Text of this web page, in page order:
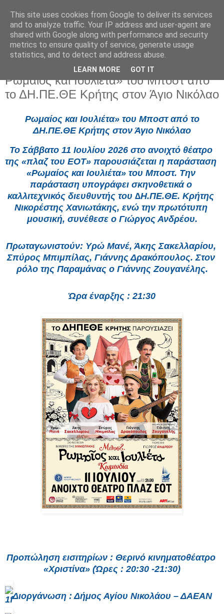
Κυριακή 28 Ιουνίου 2026
Ρωμαίος και Ιουλιέτα» του Μποστ από
το ΔΗ.ΠΕ.ΘΕ Κρήτης στον Άγιο Νικόλαο
Ρωμαίος και Ιουλιέτα» του Μποστ από το
ΔΗ.ΠΕ.ΘΕ Κρήτης στον Άγιο Νικόλαο
Το Σάββατο 11 Ιουλίου 2026 στο ανοιχτό θέατρο
της «πλαζ του ΕΟΤ» παρουσιάζεται η παράσταση
«Ρωμαίος και Ιουλιέτα» του Μποστ. Την
παράσταση υπογράφει σκηνοθετικά ο
καλλιτεχνικός διευθυντής του ∆Η.ΠΕ.ΘΕ. Κρήτης
Νικορέστης Χανιωτάκης, ενώ την πρωτότυπη
μουσική, συνέθεσε ο Γιώργος Ανδρέου.
Πρωταγωνιστούν: Υρώ Μανέ, Άκης Σακελλαρίου,
Σπύρος Μπιμπίλας, Γιάννης Δρακόπουλος. Στον
ρόλο της Παραμάνας ο Γιάννης Ζουγανέλης.
Ώρα έναρξης : 21:30
Προπώληση εισιτηρίων : Θερινό κινηματοθέατρο
«Χριστίνα» (Ώρες : 20:30 -21:30)
Διοργάνωση : Δήμος Αγίου Νικολάου – ΔΑΕΑΝ
This site uses cookies from Google to deliver its services
and to analyze traffic. Your IP address and user-agent are
shared with Google along with performance and security
metrics to ensure quality of service, generate usage
statistics, and to detect and address abuse.
LEARN MORE GOT IT